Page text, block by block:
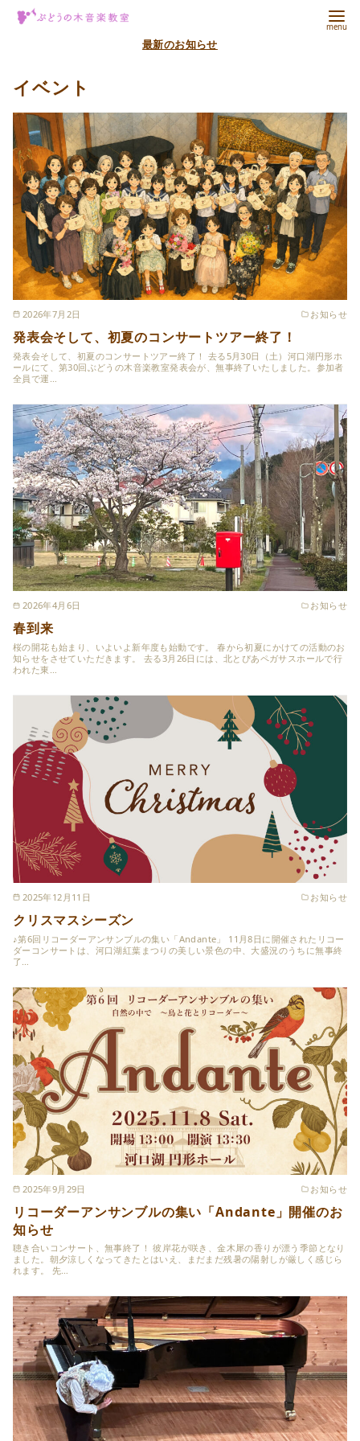
最新のお知らせ
イベント
2026年7月2日 お知らせ
発表会そして、初夏のコンサートツアー終了！
発表会そして、初夏のコンサートツアー終了！ 去る5月30日（土）河口湖円形ホ
ールにて、第30回ぶどうの木音楽教室発表会が、無事終了いたしました。参加者
全員で運…
2026年4月6日 お知らせ
春到来
桜の開花も始まり、いよいよ新年度も始動です。 春から初夏にかけての活動のお
知らせをさせていただきます。 去る3月26日には、北とぴあペガサスホールで行
われた東…
2025年12月11日 お知らせ
クリスマスシーズン
♪第6回リコーダーアンサンブルの集い「Andante」 11月8日に開催されたリコー
ダーコンサートは、河口湖紅葉まつりの美しい景色の中、大盛況のうちに無事終
了…
2025年9月29日 お知らせ
リコーダーアンサンブルの集い「Andante」開催のお
知らせ
聴き合いコンサート、無事終了！ 彼岸花が咲き、金木犀の香りが漂う季節となり
ました。朝夕涼しくなってきたとはいえ、まだまだ残暑の陽射しが厳しく感じら
れます。 先…